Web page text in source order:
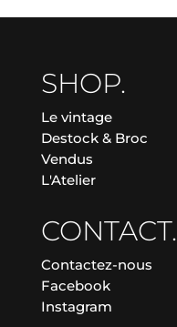
SHOP.
Le vintage
Destock & Broc
Vendus
L'Atelier
CONTACT.
Contactez-nous
Facebook
Instagram